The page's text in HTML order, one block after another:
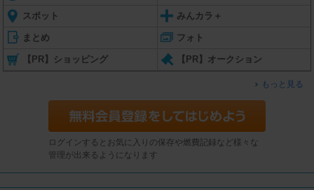
スポット みんカラ＋
まとめ フォト
【PR】ショッピング 【PR】オークション
もっと見る
ログインするとお気に入りの保存や燃費記録など様々な
管理が出来るようになります